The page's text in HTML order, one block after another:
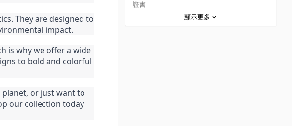
They are designed to
impact.
is why we offer a wide
to bold and colorful
or just want to
our collection today
證書
顯示更多